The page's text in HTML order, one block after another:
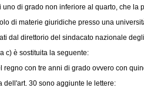
di grado non inferiore al quarto, che la
di materie giuridiche presso una
dal direttorio del sindacato nazionale
c) è sostituita la seguente:
con tre anni di grado ovvero con
30 sono aggiunte le lettere: